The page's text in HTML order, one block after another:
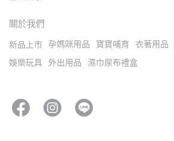
關於我們
新品上市 孕媽咪用品 寶寶哺育 衣著用品
娛樂玩具 外出用品 濕巾尿布禮盒